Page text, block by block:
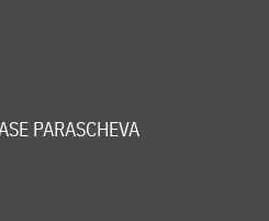
PARASCHEVA